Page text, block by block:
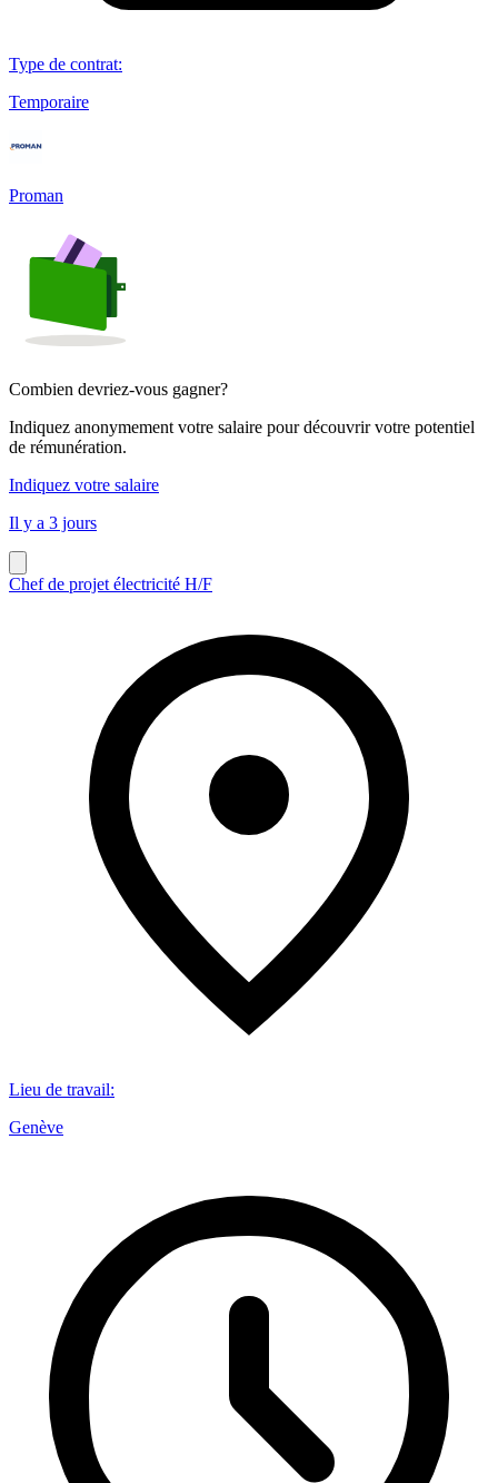
Type de contrat:
Temporaire
Proman
Combien devriez-vous gagner?
Indiquez anonymement votre salaire pour découvrir votre potentiel
de rémunération.
Indiquez votre salaire
Il y a 3 jours
Chef de projet électricité H/F
Lieu de travail:
Genève